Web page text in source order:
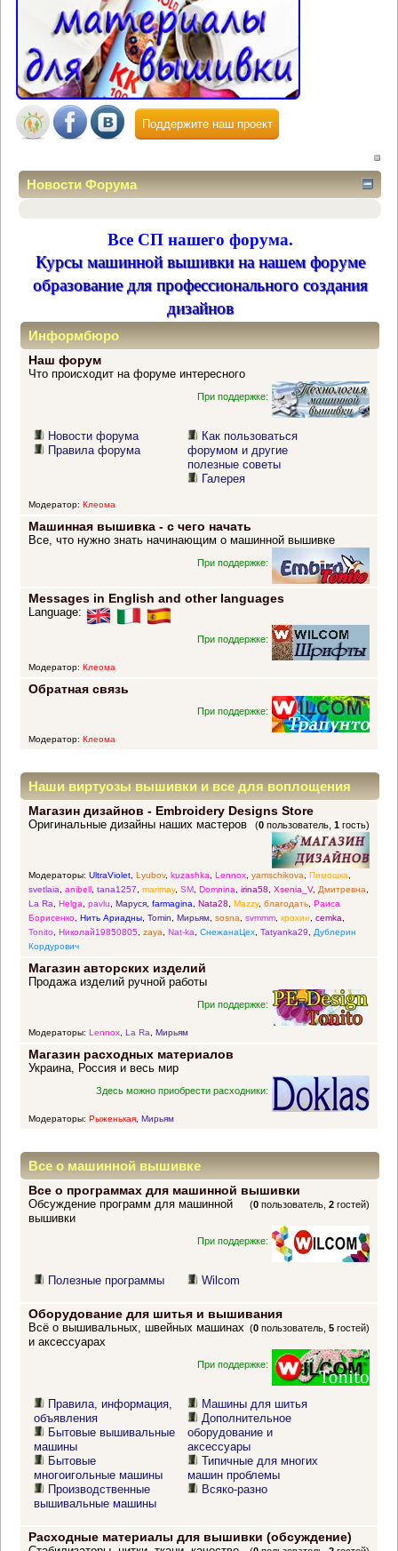
Поддержите наш проект
Новости Форума
Все СП нашего форума.
Курсы машинной вышивки на нашем форуме
образование для профессионального создания
дизайнов
Информбюро
Наш форум
Что происходит на форуме интересного
При поддержке:
Новости форума
Правила форума
Как пользоваться
форумом и другие
полезные советы
Галерея
Модератор: Клеома
Машинная вышивка - с чего начать
Все, что нужно знать начинающим о машинной вышивке
При поддержке:
Messages in English and other languages
Language:
При поддержке:
Модератор: Клеома
Обратная связь
При поддержке:
Модератор: Клеома
Наши виртуозы вышивки и все для воплощения
прекрасных идей
Магазин дизайнов - Embroidery Designs Store
(0 пользователь,1 гость)
Оригинальные дизайны наших мастеров
Модераторы: UltraViolet, Lyubov, kuzashka, Lennox, yamschikova, Пимошка,
svetlaia, anibell, tana1257, marimay, SM, Domnina, irina58, Xsenia_V, Дмитревна,
La Ra, Helga, pavlu, Маруся, farmagina, Nata28, Mazzy, благодать, Раиса
Борисенко, Нить Ариадны, Tomin, Мирьям, sosna, svmmm, крохин, cemka,
Tonito, Николай19850805, zaya, Nat-ka, СнежанаЦех, Tatyanka29, Дублерин
Кордурович
Магазин авторских изделий
Продажа изделий ручной работы
При поддержке:
Модераторы: Lennox, La Ra, Мирьям
Магазин расходных материалов
Украина, Россия и весь мир
Здесь можно приобрести расходники:
Модераторы: Рыженькая, Мирьям
Все о машинной вышивке
Все о программах для машинной вышивки
(0 пользователь,2 гостей)
Обсуждение программ для машинной
вышивки
При поддержке:
Полезные программы Wilcom
Оборудование для шитья и вышивания
(0 пользователь,5 гостей)
Всё о вышивальных, швейных машинах
и аксессуарах
При поддержке:
Правила, информация,
объявления
Бытовые вышивальные
машины
Бытовые
многоигольные машины
Производственные
вышивальные машины
Машины для шитья
Дополнительное
оборудование и
аксессуары
Типичные для многих
машин проблемы
Всяко-разно
Расходные материалы для вышивки (обсуждение)